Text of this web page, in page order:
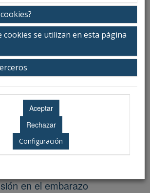
cookies se utilizan en esta página
Configuración
Obstetricia
Recogida de Documentación
- Hospital Universitario Virgen de las Nieves
Manzanares Galán
Virgen de las Nieves. Granada. Vocal
la SAGO.
Mesa. Perinatología
- Hospital Universitario Virgen de las Nieves
en el embarazo